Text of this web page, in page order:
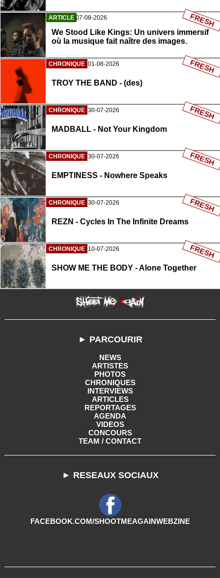
ARTICLE 07-08-2026
We Stood Like Kings: Un univers immersif
où la musique fait naître des images.
FRESH
CHRONIQUE 01-08-2026
TROY THE BAND - (des)
FRESH
CHRONIQUE 30-07-2026
MADBALL - Not Your Kingdom
FRESH
CHRONIQUE 30-07-2026
EMPTINESS - Nowhere Speaks
FRESH
CHRONIQUE 30-07-2026
REZN - Cycles In The Infinite Dreams
FRESH
CHRONIQUE 10-07-2026
SHOW ME THE BODY - Alone Together
FRESH
► PARCOURIR
NEWS
ARTISTES
PHOTOS
CHRONIQUES
INTERVIEWS
ARTICLES
REPORTAGES
AGENDA
VIDEOS
CONCOURS
TEAM / CONTACT
► RESEAUX SOCIAUX
FACEBOOK.COM/SHOOTMEAGAINWEBZINE